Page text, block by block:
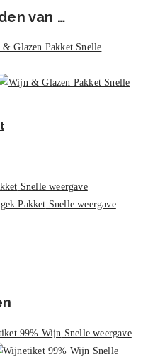
van …
Snelle
Snelle
Snelle weergave
Snelle weergave
Snelle weergave
Snelle